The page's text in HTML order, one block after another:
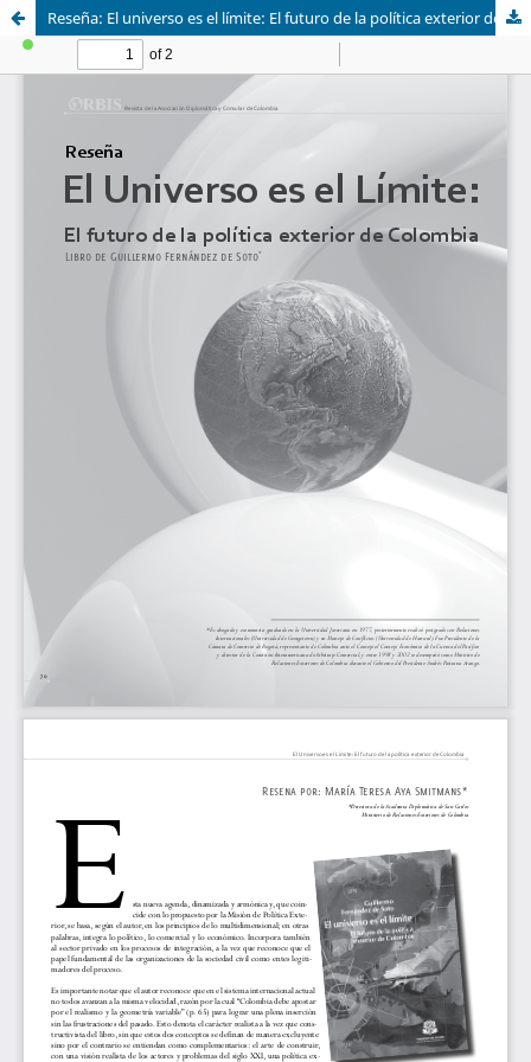
Reseña: El universo es el límite: El futuro de la política exterior de Colombia. Libro de Guillermo Fernández de Soto